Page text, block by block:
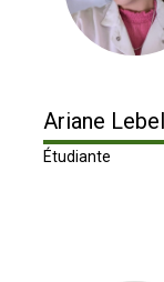
Ariane Lebel
Étudiante